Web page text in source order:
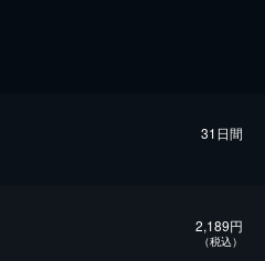
31日間
2,189円
（税込）